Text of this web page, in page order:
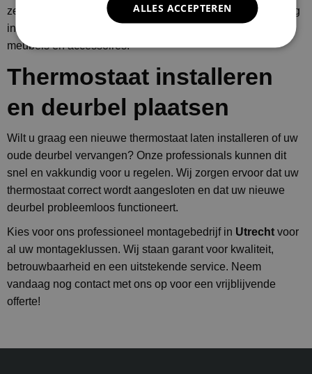
zelfs uw brievenbus. Onze monteurs hebben ruime ervaring
in het veilig en stevig bevestigen van allerlei soorten
meubels en accessoires.
Thermostaat installeren
en deurbel plaatsen
Wilt u graag een nieuwe thermostaat laten installeren of uw
oude deurbel vervangen? Onze professionals kunnen dit
snel en vakkundig voor u regelen. Wij zorgen ervoor dat uw
thermostaat correct wordt aangesloten en dat uw nieuwe
deurbel probleemloos functioneert.
Kies voor ons professioneel montagebedrijf in Utrecht voor
al uw montageklussen. Wij staan garant voor kwaliteit,
betrouwbaarheid en een uitstekende service. Neem
vandaag nog contact met ons op voor een vrijblijvende
offerte!
ALLES ACCEPTEREN